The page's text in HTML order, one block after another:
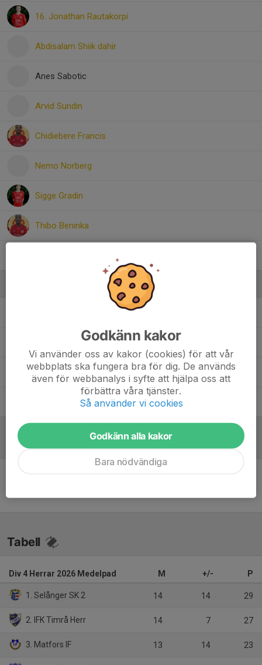
16. Jonathan Rautakorpi
Abdisalam Shiik dahir
Anes Sabotic
Arvid Sundin
Chidiebere Francis
Nemo Norberg
Sigge Gradin
Thibo Beninka
Lagledare/Sportkommité
Marcus OlssonTränare
Markus Mossberg Målvaktstränare
Tom RautakorpiTränare
Referat
Tabell
Div 4 Herrar 2026 Medelpad M +/- P
1. Selånger SK 2 14 14 29
2. IFK Timrå Herr 14 7 27
3. Matfors IF 13 14 23
Godkänn kakor
Vi använder oss av kakor (cookies) för att vår
webbplats ska fungera bra för dig. De används
även för webbanalys i syfte att hjälpa oss att
förbättra våra tjänster.
Så använder vi cookies
Godkänn alla kakor
Bara nödvändiga